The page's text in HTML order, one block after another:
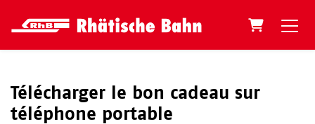
Panier
Télécharger le bon cadeau sur
téléphone portable